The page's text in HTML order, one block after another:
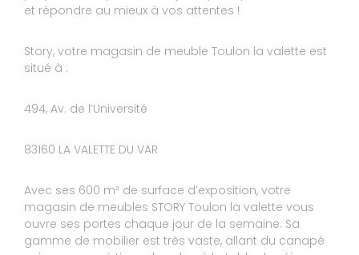
Expérience du 12/06/2023
Publié le 14/06/2023
9 OLIVIER
sympas, qui sont de très bon conseil
Réponse de STORY TOULON :
Bonjour Monsieur, Toute l'équipe vous remercie
pour ce retour. Nous sommes ravis que votre
expérience à nos côtés vous ait plu. Nous
espérons vous revoir bientôt dans notre
et répondre au mieux à vos attentes !
Story, votre magasin de meuble Toulon la valette est
situé à :
494, Av. de l’Université
83160 LA VALETTE DU VAR
Avec ses 600 m² de surface d’exposition, votre
magasin de meubles STORY Toulon la valette vous
ouvre ses portes chaque jour de la semaine. Sa
gamme de mobilier est très vaste, allant du canapé